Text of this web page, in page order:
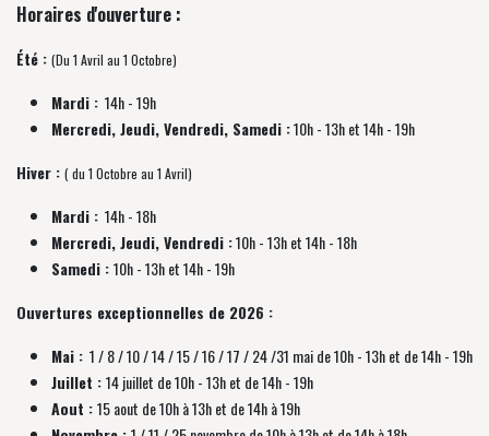
Horaires d'ouverture :
Été : (Du 1 Avril au 1 Octobre)
Mardi : 14h - 19h
Mercredi, Jeudi, Vendredi, Samedi :10h - 13h et 14h - 19h
Hiver : ( du 1 Octobre au 1 Avril)
Mardi : 14h - 18h
Mercredi, Jeudi, Vendredi :10h - 13h et 14h - 18h
Samedi :10h - 13h et 14h - 19h
Ouvertures exceptionnelles de 2026 :
Mai : 1 / 8 / 10 / 14 / 15 / 16 / 17 / 24 /31 mai de 10h - 13h et de 14h - 19h
Juillet :14 juillet de 10h - 13h et de 14h - 19h
Aout :15 aout de 10h à 13h et de 14h à 19h